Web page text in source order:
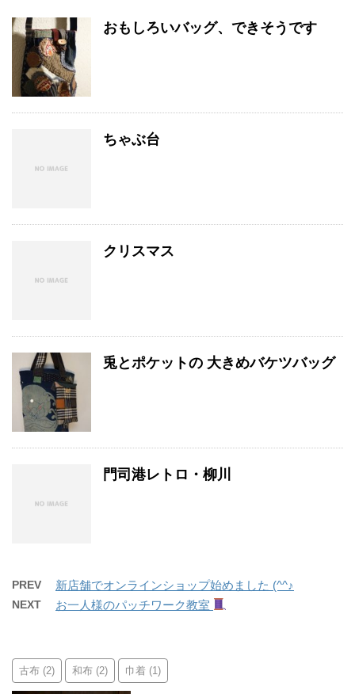
おもしろいバッグ、できそうです
ちゃぶ台
クリスマス
兎とポケットの 大きめバケツバッグ
門司港レトロ・柳川
PREV 新店舗でオンラインショップ始めました (^^♪
NEXT お一人様のパッチワーク教室
古布 (2) 和布 (2) 巾着 (1)